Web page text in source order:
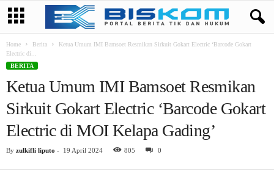
Home Berita
Ketua Umum IMI Bamsoet Resmikan Sirkuit Gokart Electric ‘Barcode Gokart
Electric di...
BERITA
Ketua Umum IMI Bamsoet Resmikan
Sirkuit Gokart Electric ‘Barcode Gokart
Electric di MOI Kelapa Gading’
By zulkifli liputo - 19 April 2024 805 0